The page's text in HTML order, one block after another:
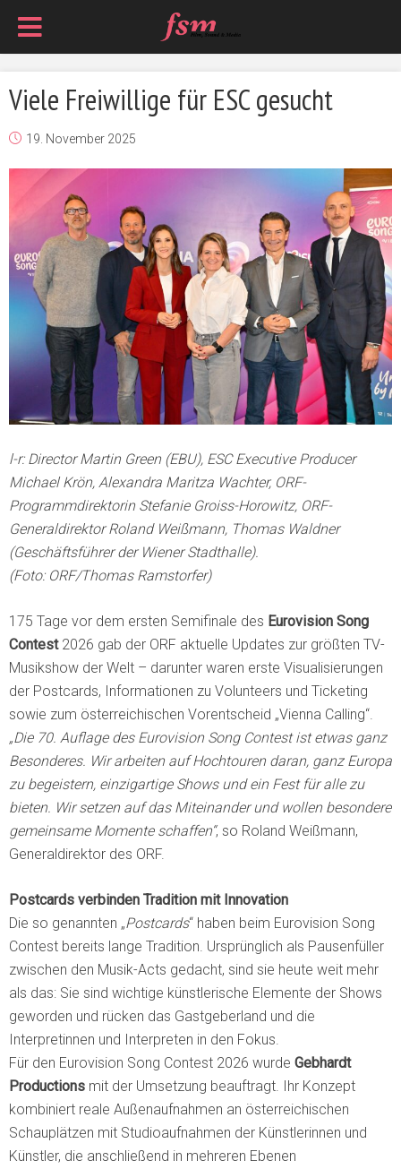
Viele Freiwillige für ESC gesucht
19. November 2025
l-r: Director Martin Green (EBU), ESC Executive Producer
Michael Krön, Alexandra Maritza Wachter, ORF-
Programmdirektorin Stefanie Groiss-Horowitz, ORF-
Generaldirektor Roland Weißmann, Thomas Waldner
(Geschäftsführer der Wiener Stadthalle).
(Foto: ORF/Thomas Ramstorfer)
175 Tage vor dem ersten Semifinale des Eurovision Song
Contest2026 gab der ORF aktuelle Updates zur größten TV-
Musikshow der Welt – darunter waren erste Visualisierungen
der Postcards, Informationen zu Volunteers und Ticketing
sowie zum österreichischen Vorentscheid „Vienna Calling“.
„Die 70. Auflage des Eurovision Song Contest ist etwas ganz
Besonderes. Wir arbeiten auf Hochtouren daran, ganz Europa
zu begeistern, einzigartige Shows und ein Fest für alle zu
bieten. Wir setzen auf das Miteinander und wollen besondere
gemeinsame Momente schaffen“, so Roland Weißmann,
Generaldirektor des ORF.
Postcards verbinden Tradition mit Innovation
Die so genannten „Postcards“ haben beim Eurovision Song
Contest bereits lange Tradition. Ursprünglich als Pausenfüller
zwischen den Musik-Acts gedacht, sind sie heute weit mehr
als das: Sie sind wichtige künstlerische Elemente der Shows
geworden und rücken das Gastgeberland und die
Interpretinnen und Interpreten in den Fokus.
Für den Eurovision Song Contest 2026 wurde Gebhardt
Productions mit der Umsetzung beauftragt. Ihr Konzept
kombiniert reale Außenaufnahmen an österreichischen
Schauplätzen mit Studioaufnahmen der Künstlerinnen und
Künstler, die anschließend in mehreren Ebenen